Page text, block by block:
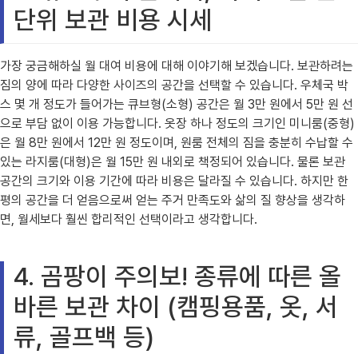
단위 보관 비용 시세
가장 궁금해하실 월 대여 비용에 대해 이야기해 보겠습니다. 보관하려는
짐의 양에 따라 다양한 사이즈의 공간을 선택할 수 있습니다. 우체국 박
스 몇 개 정도가 들어가는 큐브형(소형) 공간은 월 3만 원에서 5만 원 선
으로 부담 없이 이용 가능합니다. 옷장 하나 정도의 크기인 미니룸(중형)
은 월 8만 원에서 12만 원 정도이며, 원룸 전체의 짐을 충분히 수납할 수
있는 라지룸(대형)은 월 15만 원 내외로 책정되어 있습니다. 물론 보관
공간의 크기와 이용 기간에 따라 비용은 달라질 수 있습니다. 하지만 한
평의 공간을 더 얻음으로써 얻는 주거 만족도와 삶의 질 향상을 생각하
면, 월세보다 훨씬 합리적인 선택이라고 생각합니다.
4. 곰팡이 주의보! 종류에 따른 올
바른 보관 차이 (캠핑용품, 옷, 서
류, 골프백 등)